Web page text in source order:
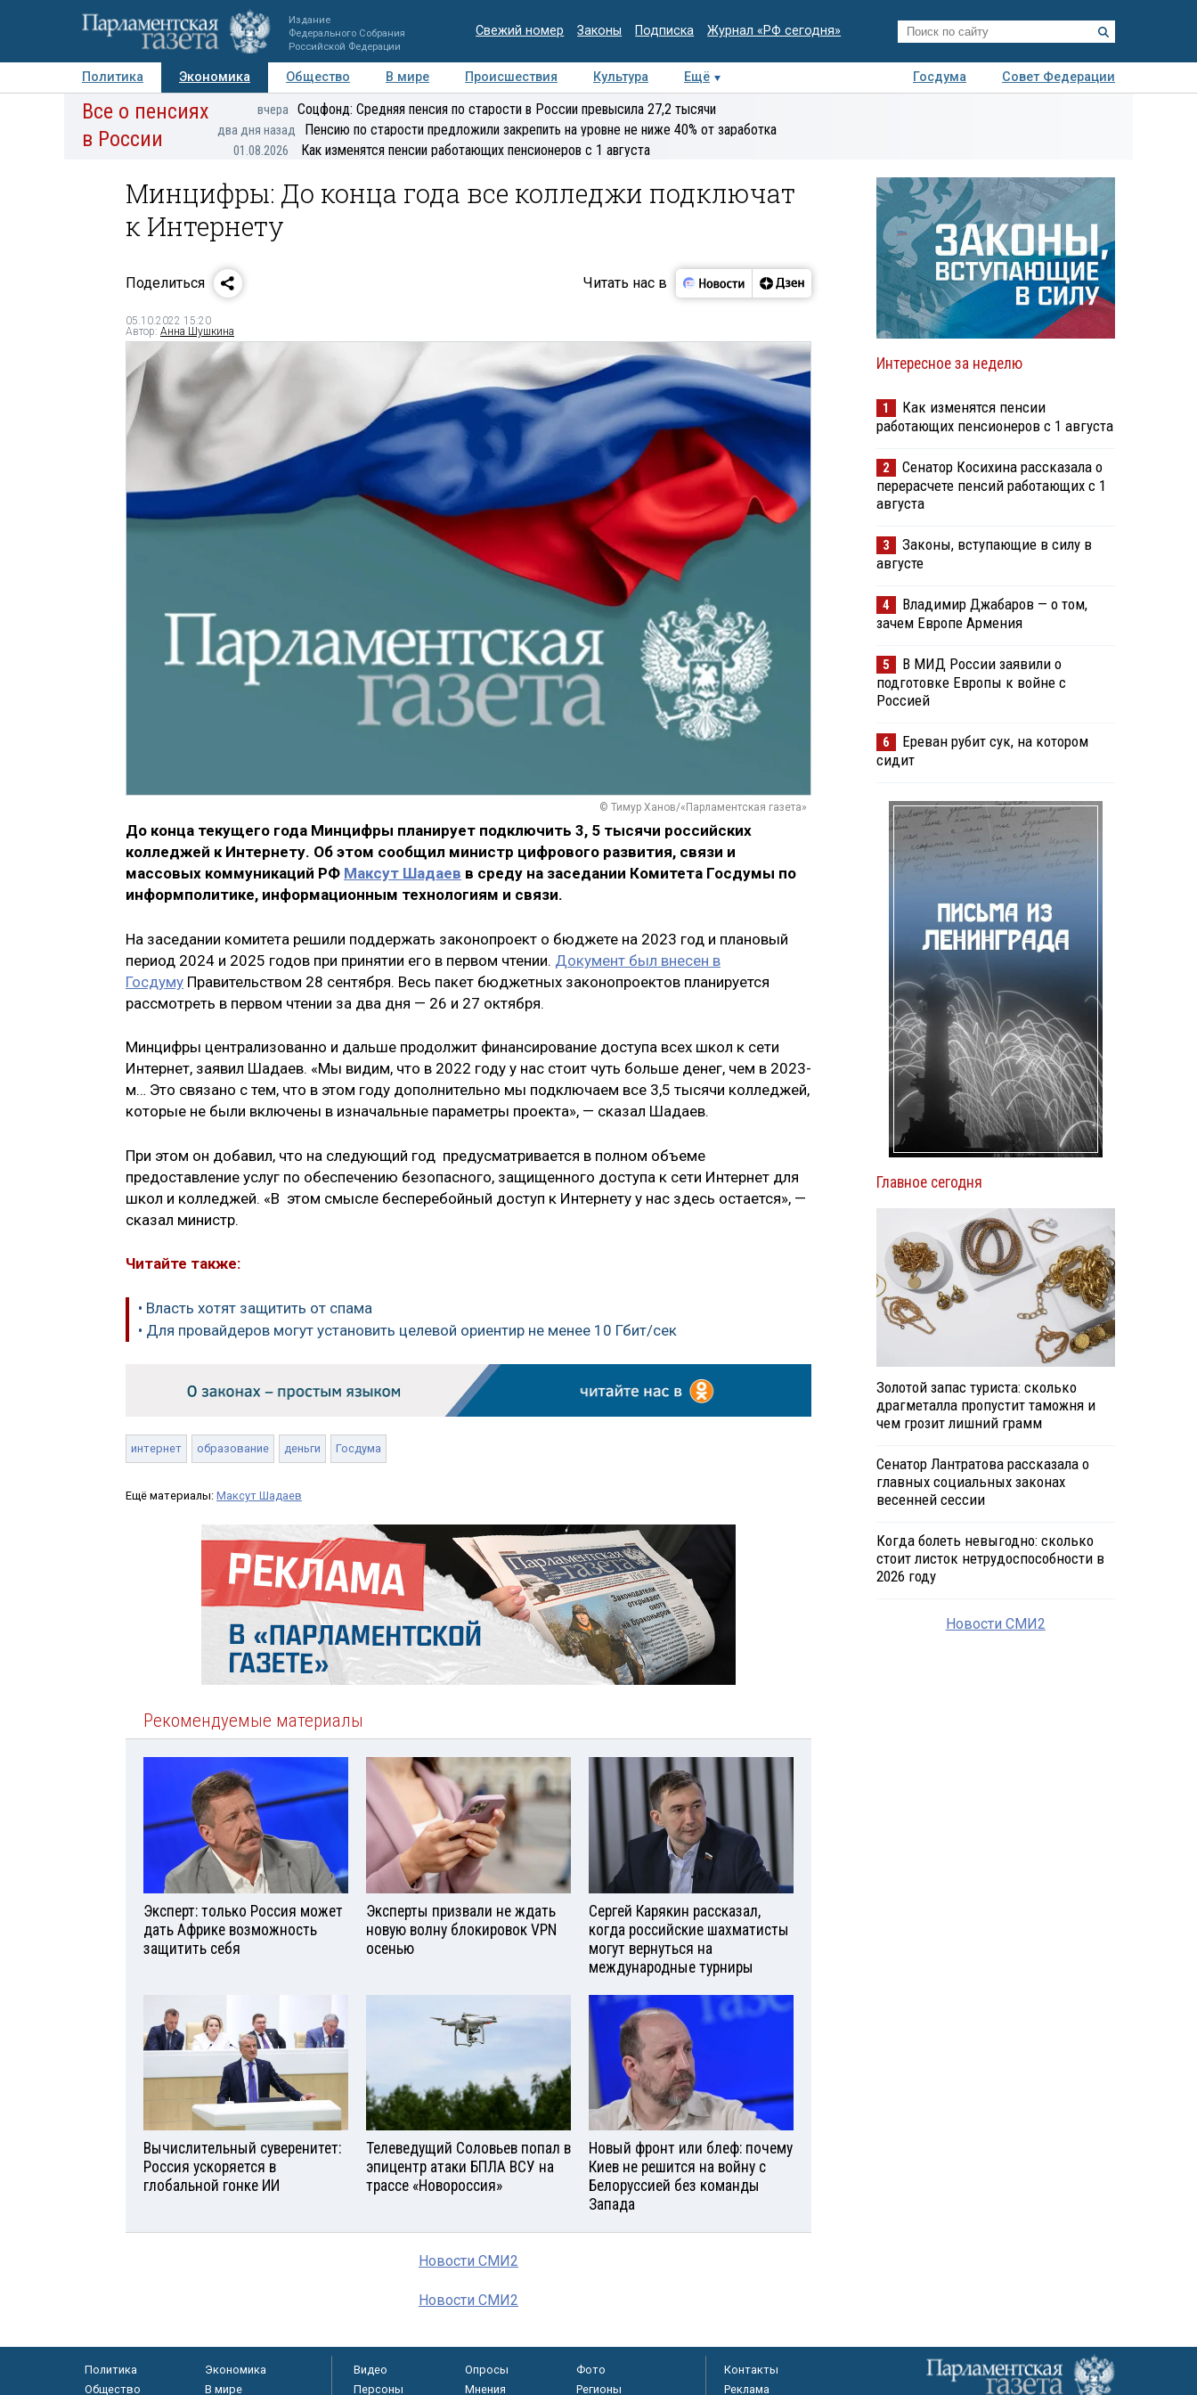
Издание
Федерального Собрания
Российской Федерации
Свежий номер Законы Подписка Журнал «РФ сегодня»
Политика Экономика Общество В мире Происшествия Культура Ещё Госдума
Совет Федерации
Авторы Персоны Мнения Регионы Медиацентр Интервью Колумнисты
экспертиза
Все о пенсиях
в России
вчера Соцфонд: Средняя пенсия по старости в России превысила 27,2 тысячи
два дня назад Пенсию по старости предложили закрепить на уровне не ниже 40% от заработка
01.08.2026 Как изменятся пенсии работающих пенсионеров с 1 августа
Минцифры: До конца года все колледжи подключат
к Интернету
Поделиться Читать нас в
05.10.2022 15:20
Автор: Анна Шушкина
© Тимур Ханов/«Парламентская газета»
До конца текущего года Минцифры планирует подключить 3, 5 тысячи российских
колледжей к Интернету. Об этом сообщил министр цифрового развития, связи и
массовых коммуникаций РФ Максут Шадаев в среду на заседании Комитета Госдумы по
информполитике, информационным технологиям и связи.
На заседании комитета решили поддержать законопроект о бюджете на 2023 год и плановый
период 2024 и 2025 годов при принятии его в первом чтении. Документ был внесен в
Госдуму Правительством 28 сентября. Весь пакет бюджетных законопроектов планируется
рассмотреть в первом чтении за два дня — 26 и 27 октября.
Минцифры централизованно и дальше продолжит финансирование доступа всех школ к сети
Интернет, заявил Шадаев. «Мы видим, что в 2022 году у нас стоит чуть больше денег, чем в 2023-
м… Это связано с тем, что в этом году дополнительно мы подключаем все 3,5 тысячи колледжей,
которые не были включены в изначальные параметры проекта», — сказал Шадаев.
При этом он добавил, что на следующий год предусматривается в полном объеме
предоставление услуг по обеспечению безопасного, защищенного доступа к сети Интернет для
школ и колледжей. «В этом смысле бесперебойный доступ к Интернету у нас здесь остается», —
сказал министр.
Читайте также:
• Власть хотят защитить от спама
• Для провайдеров могут установить целевой ориентир не менее 10 Гбит/сек
интернет образование деньги Госдума
Ещё материалы: Максут Шадаев
Рекомендуемые материалы
Эксперт: только Россия может
дать Африке возможность
защитить себя
Эксперты призвали не ждать
новую волну блокировок VPN
осенью
Сергей Карякин рассказал,
когда российские шахматисты
могут вернуться на
международные турниры
Вычислительный суверенитет:
Россия ускоряется в
глобальной гонке ИИ
Телеведущий Соловьев попал в
эпицентр атаки БПЛА ВСУ на
трассе «Новороссия»
Новый фронт или блеф: почему
Киев не решится на войну с
Белоруссией без команды
Запада
Новости СМИ2
Новости СМИ2
Интересное за неделю
1
Как изменятся пенсии
работающих пенсионеров с 1 августа
2
Сенатор Косихина рассказала о
перерасчете пенсий работающих с 1
августа
3
Законы, вступающие в силу в
августе
4
Владимир Джабаров — о том,
зачем Европе Армения
5
В МИД России заявили о
подготовке Европы к войне с
Россией
6
Ереван рубит сук, на котором
сидит
Главное сегодня
Золотой запас туриста: сколько
драгметалла пропустит таможня и
чем грозит лишний грамм
Сенатор Лантратова рассказала о
главных социальных законах
весенней сессии
Когда болеть невыгодно: сколько
стоит листок нетрудоспособности в
2026 году
Новости СМИ2
Политика
Экономика
Общество
В мире
Видео Опросы
Фото
Персоны
Мнения Регионы
Контакты
Реклама